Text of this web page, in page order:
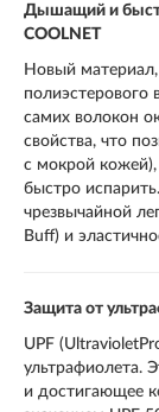
Дышащий и
COOLNET
Новый
полиэстерового
самих волокон
свойства, что
с мокрой
быстро
чрезвычайной
Buff) и
Защита от
UPF
ультрафиолета.
и достигающее